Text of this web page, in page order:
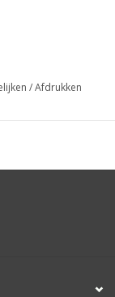
/Afdrukken